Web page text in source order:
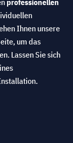
Ihnen unsere
um das
Lassen Sie sich